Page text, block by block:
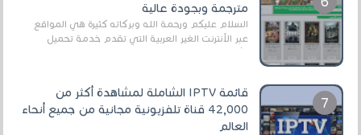
مترجمة وبجودة عالية
السلام عليكم ورحمة الله وبركاته كثيرة هي المواقع
عبر الأنترنت الغير العربية التي تقدم خدمة تحميل
قائمة IPTV الشاملة لمشاهدة أكثر من
42,000 قناة تلفزيونية مجانية من جميع أنحاء
العالم